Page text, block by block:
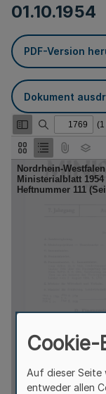
01.10.1954
PDF-Version
Dokument
Cookie-
Auf dieser Seite
entweder allen